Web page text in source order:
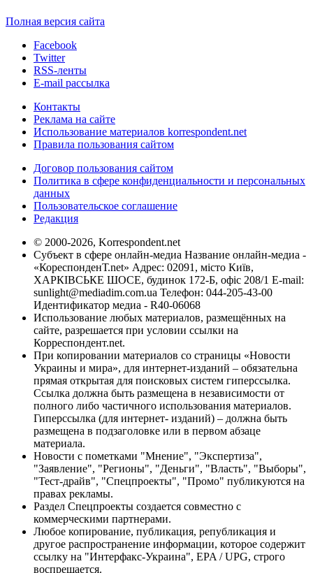
Полная версия сайта
Facebook
Twitter
RSS-ленты
E-mail рассылка
Контакты
Реклама на сайте
Использование материалов korrespondent.net
Правила пользования сайтом
Договор пользования сайтом
Политика в сфере конфиденциальности и персональных
данных
Пользовательское соглашение
Редакция
© 2000-2026, Korrespondent.net
Субъект в сфере онлайн-медиа Название онлайн-медиа -
«КореспонденТ.net» Адрес: 02091, місто Київ,
ХАРКІВСЬКЕ ШОСЕ, будинок 172-Б, офіс 208/1 E-mail:
sunlight@mediadim.com.ua Телефон: 044-205-43-00
Идентификатор медиа - R40-06068
Использование любых материалов, размещённых на
сайте, разрешается при условии ссылки на
Корреспондент.net.
При копировании материалов со страницы «Новости
Украины и мира», для интернет-изданий – обязательна
прямая открытая для поисковых систем гиперссылка.
Ссылка должна быть размещена в независимости от
полного либо частичного использования материалов.
Гиперссылка (для интернет- изданий) – должна быть
размещена в подзаголовке или в первом абзаце
материала.
Новости с пометками "Мнение", "Экспертиза",
"Заявление", "Регионы", "Деньги", "Власть", "Выборы",
"Тест-драйв", "Спецпроекты", "Промо" публикуются на
правах рекламы.
Раздел Спецпроекты создается совместно с
коммерческими партнерами.
Любое копирование, публикация, републикация и
другое распространение информации, которое содержит
ссылку на "Интерфакс-Украина", EPA / UPG, строго
воспрещается.